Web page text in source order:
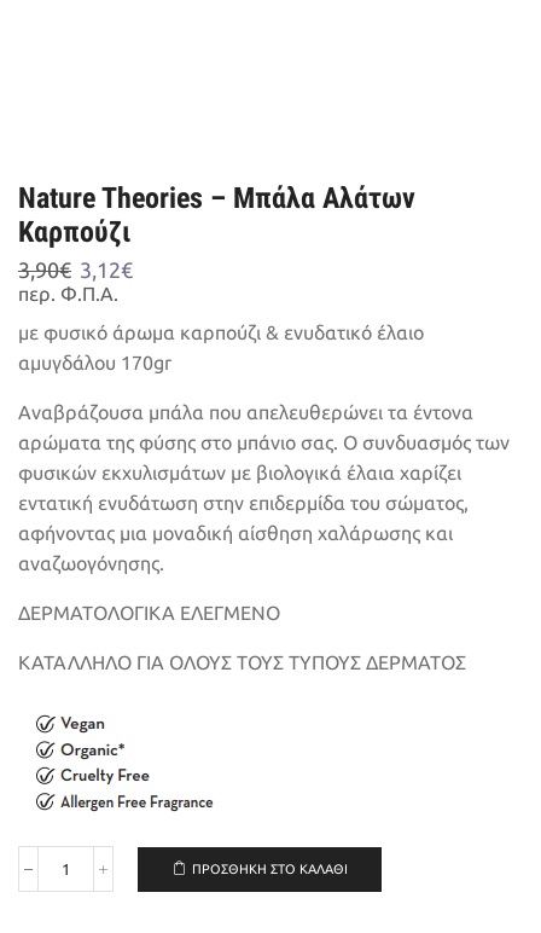
Nature Theories – Μπάλα Αλάτων
Καρπούζι
3,90€ Original
price
was:
3,90€.
3,12€Η
είναι:
3,12€.
περ. Φ.Π.Α.
με φυσικό άρωμα καρπούζι & ενυδατικό έλαιο
αμυγδάλου 170gr
Αναβράζουσα μπάλα που απελευθερώνει τα έντονα
αρώματα της φύσης στο μπάνιο σας. Ο συνδυασμός των
φυσικών εκχυλισμάτων με βιολογικά έλαια χαρίζει
εντατική ενυδάτωση στην επιδερμίδα του σώματος,
αφήνοντας μια μοναδική αίσθηση χαλάρωσης και
αναζωογόνησης.
ΔΕΡΜΑΤΟΛΟΓΙΚΑ ΕΛΕΓΜΕΝΟ
ΚΑΤΑΛΛΗΛΟ ΓΙΑ ΟΛΟΥΣ ΤΟΥΣ ΤΥΠΟΥΣ ΔΕΡΜΑΤΟΣ
Nature
ΠΡΟΣΘΉΚΗ ΣΤΟ ΚΑΛΆΘΙ